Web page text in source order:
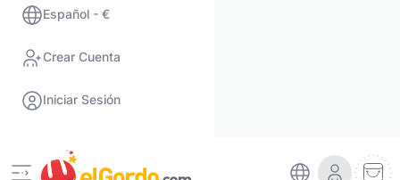
Español - €
Crear Cuenta
Iniciar Sesión